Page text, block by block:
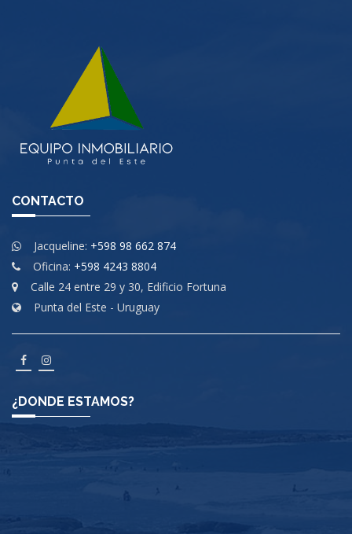
CONTACTO
Jacqueline: +598 98 662 874
Oficina: +598 4243 8804
Calle 24 entre 29 y 30, Edificio Fortuna
Punta del Este - Uruguay
¿DONDE ESTAMOS?